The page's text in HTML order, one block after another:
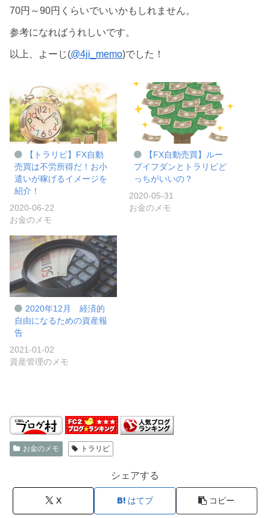
70円～90円くらいでいいかもしれません。
参考になればうれしいです。
以上、よーじ(@4ji_memo)でした！
【トラリピ】FX自動
売買は不労所得だ！お小
遣いが稼げるイメージを
紹介！
2020-06-22
お金のメモ
【FX自動売買】ルー
プイフダンとトラリピど
っちがいいの？
2020-05-31
お金のメモ
2020年12月 経済的
自由になるための資産報
告
2021-01-02
資産管理のメモ
お金のメモ トラリピ
シェアする
X はてブ コピー